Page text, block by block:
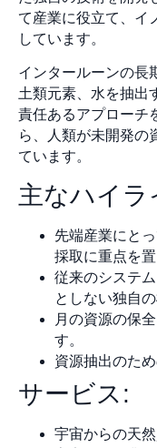
て産業に役立て、イ
しています。
インタールーンの長
土類元素、水を抽出
責任あるアプローチ
ら、人類が未開発の
ています。
主なハイラ
先端産業にと
採取に重点を置
従来のシステ
としない独自の
月の資源の保
す。
資源抽出のた
サービス:
宇宙からの天